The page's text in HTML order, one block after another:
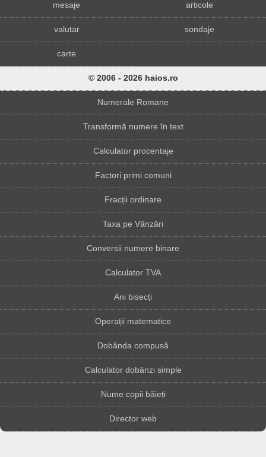
mesaje articole
valutar sondaje
carte
© 2006 - 2026 haios.ro
Numerale Romane
Transformă numere în text
Calculator procentaje
Factori primi comuni
Fracții ordinare
Taxa pe Vânzări
Conversii numere binare
Calculator TVA
Ani bisecți
Operații matematice
Dobânda compusă
Calculator dobânzi simple
Nume copii băieți
Director web